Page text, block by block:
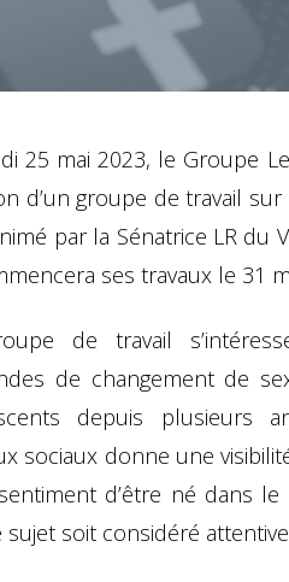
25 mai 2023, le Groupe
d’un groupe de travail sur
par la Sénatrice LR du
ses travaux le 31
de travail
de changement de
depuis plusieurs
sociaux donne une
d’être né dans le
sujet soit considéré